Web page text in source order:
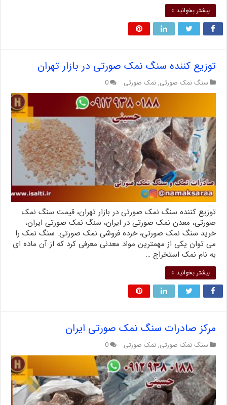
بیشتر بخوانید »
توزیع کننده سنگ نمک صورتی در بازار تهران
سنگ نمک صورتی, نمک صورتی 0
توزیع کننده سنگ نمک صورتی در بازار تهران، قیمت سنگ نمک
صورتی، معدن نمک صورتی در ایران، سنگ نمک صورتی ایران،
خرید سنگ نمک صورتی، خرده فروشی نمک صورتی. سنگ نمک را
می توان یکی از مهمترین مواد معدنی معرفی کرد که از آن ماده ای
به نام نمک استخراج …
بیشتر بخوانید »
مرکز صادرات سنگ نمک صورتی ایران
سنگ نمک صورتی, نمک صورتی 0